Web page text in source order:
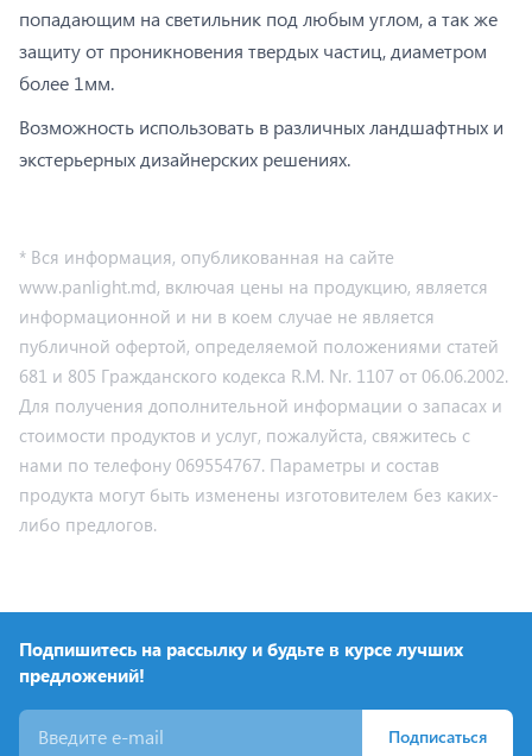
попадающим на светильник под любым углом, а так же
защиту от проникновения твердых частиц, диаметром
более 1мм.
Возможность использовать в различных ландшафтных и
экстерьерных дизайнерских решениях.
* Вся информация, опубликованная на сайте
www.panlight.md, включая цены на продукцию, является
информационной и ни в коем случае не является
публичной офертой, определяемой положениями статей
681 и 805 Гражданского кодекса R.M. Nr. 1107 от 06.06.2002.
Для получения дополнительной информации о запасах и
стоимости продуктов и услуг, пожалуйста, свяжитесь с
нами по телефону 069554767. Параметры и состав
продукта могут быть изменены изготовителем без каких-
либо предлогов.
Подпишитесь на рассылку и будьте в курсе лучших
предложений!
Подписаться